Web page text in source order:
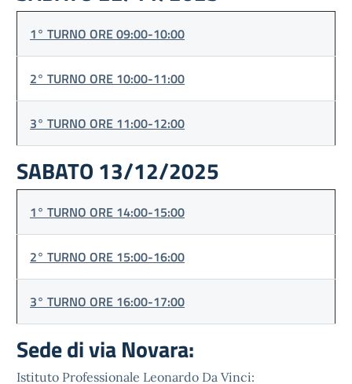
1° TURNO ORE 09:00-10:00
2° TURNO ORE 10:00-11:00
3° TURNO ORE 11:00-12:00
SABATO 13/12/2025
1° TURNO ORE 14:00-15:00
2° TURNO ORE 15:00-16:00
3° TURNO ORE 16:00-17:00
Sede di via Novara:
Istituto Professionale Leonardo Da Vinci: